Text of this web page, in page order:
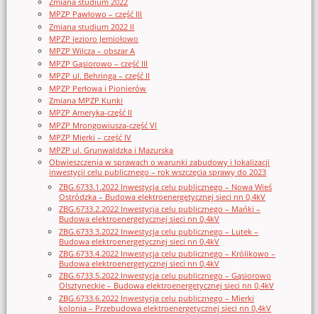
MPZP Pawłowo – część III
Zmiana studium 2022 II
MPZP jezioro Jemiołowo
MPZP Wilcza – obszar A
MPZP Gąsiorowo – część III
MPZP ul. Behringa – część II
MPZP Perłowa i Pionierów
Zmiana MPZP Kunki
MPZP Ameryka-część II
MPZP Mrongowiusza-część VI
MPZP Mierki – część IV
MPZP ul. Grunwaldzka i Mazurska
Obwieszczenia w sprawach o warunki zabudowy i lokalizacji
inwestycji celu publicznego – rok wszczęcia sprawy do 2023
ZBG.6733.1.2022 Inwestycja celu publicznego – Nowa Wieś
Ostródzka – Budowa elektroenergetycznej sieci nn 0,4kV
ZBG.6733.2.2022 Inwestycja celu publicznego – Mańki –
Budowa elektroenergetycznej sieci nn 0,4kV
ZBG.6733.3.2022 Inwestycja celu publicznego – Lutek –
Budowa elektroenergetycznej sieci nn 0,4kV
ZBG.6733.4.2022 Inwestycja celu publicznego – Królikowo –
Budowa elektroenergetycznej sieci nn 0,4kV
ZBG.6733.5.2022 Inwestycja celu publicznego – Gąsiorowo
Olsztyneckie – Budowa elektroenergetycznej sieci nn 0,4kV
ZBG.6733.6.2022 Inwestycja celu publicznego – Mierki
kolonia – Przebudowa elektroenergetycznej sieci nn 0,4kV